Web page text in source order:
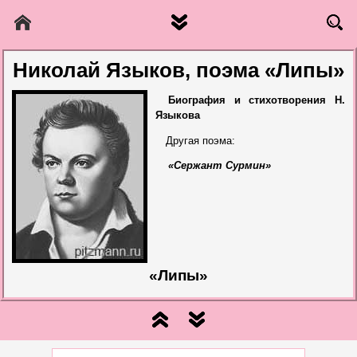
Николай Языков, поэма «Липы»
Биография и стихотворения Н.
Языкова
Другая поэма:
«Сержант Сурмин»
«Липы»